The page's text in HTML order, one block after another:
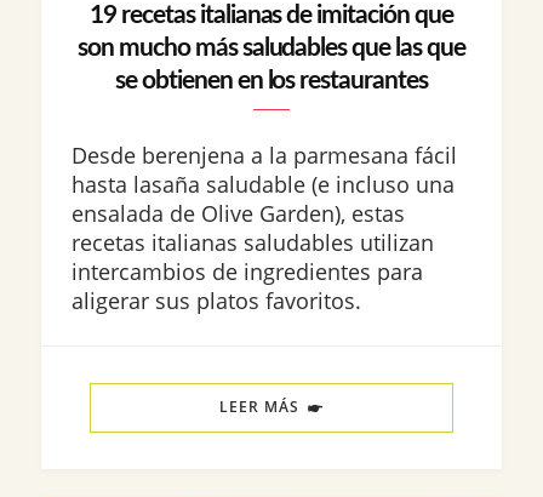
19 recetas italianas de imitación que
son mucho más saludables que las que
se obtienen en los restaurantes
Desde berenjena a la parmesana fácil
hasta lasaña saludable (e incluso una
ensalada de Olive Garden), estas
recetas italianas saludables utilizan
intercambios de ingredientes para
aligerar sus platos favoritos.
LEER MÁS